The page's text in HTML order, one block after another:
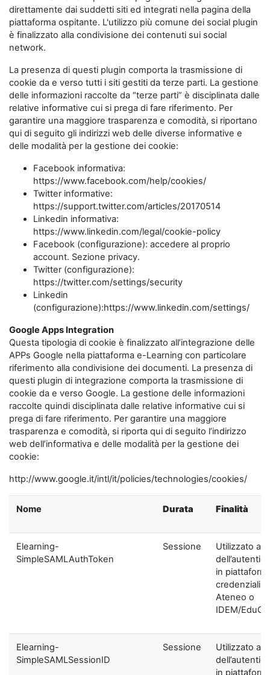
direttamente dai suddetti siti ed integrati nella pagina della
piattaforma ospitante. L'utilizzo più comune dei social plugin
è finalizzato alla condivisione dei contenuti sui social
network.
La presenza di questi plugin comporta la trasmissione di
cookie da e verso tutti i siti gestiti da terze parti. La gestione
delle informazioni raccolte da “terze parti” è disciplinata dalle
relative informative cui si prega di fare riferimento. Per
garantire una maggiore trasparenza e comodità, si riportano
qui di seguito gli indirizzi web delle diverse informative e
delle modalità per la gestione dei cookie:
Facebook informativa:
https://www.facebook.com/help/cookies/
Twitter informative:
https://support.twitter.com/articles/20170514
Linkedin informativa:
https://www.linkedin.com/legal/cookie-policy
Facebook (configurazione): accedere al proprio
account. Sezione privacy.
Twitter (configurazione):
https://twitter.com/settings/security
Linkedin
(configurazione):https://www.linkedin.com/settings/
Google Apps Integration
Questa tipologia di cookie è finalizzato all’integrazione delle
APPs Google nella piattaforma e-Learning con particolare
riferimento alla condivisione dei documenti. La presenza di
questi plugin di integrazione comporta la trasmissione di
cookie da e verso Google. La gestione delle informazioni
raccolte quindi disciplinata dalle relative informative cui si
prega di fare riferimento. Per garantire una maggiore
trasparenza e comodità, si riporta qui di seguito l’indirizzo
web dell’informativa e delle modalità per la gestione dei
cookie:
http://www.google.it/intl/it/policies/technologies/cookies/
Nome Durata Finalità
Elearning-
SimpleSAMLAuthToken
Sessione
Utilizzato ai
in
credenziali di
Ateneo o
IDEM/
Elearning-
SimpleSAMLSessionID
Sessione
Utilizzato ai
in